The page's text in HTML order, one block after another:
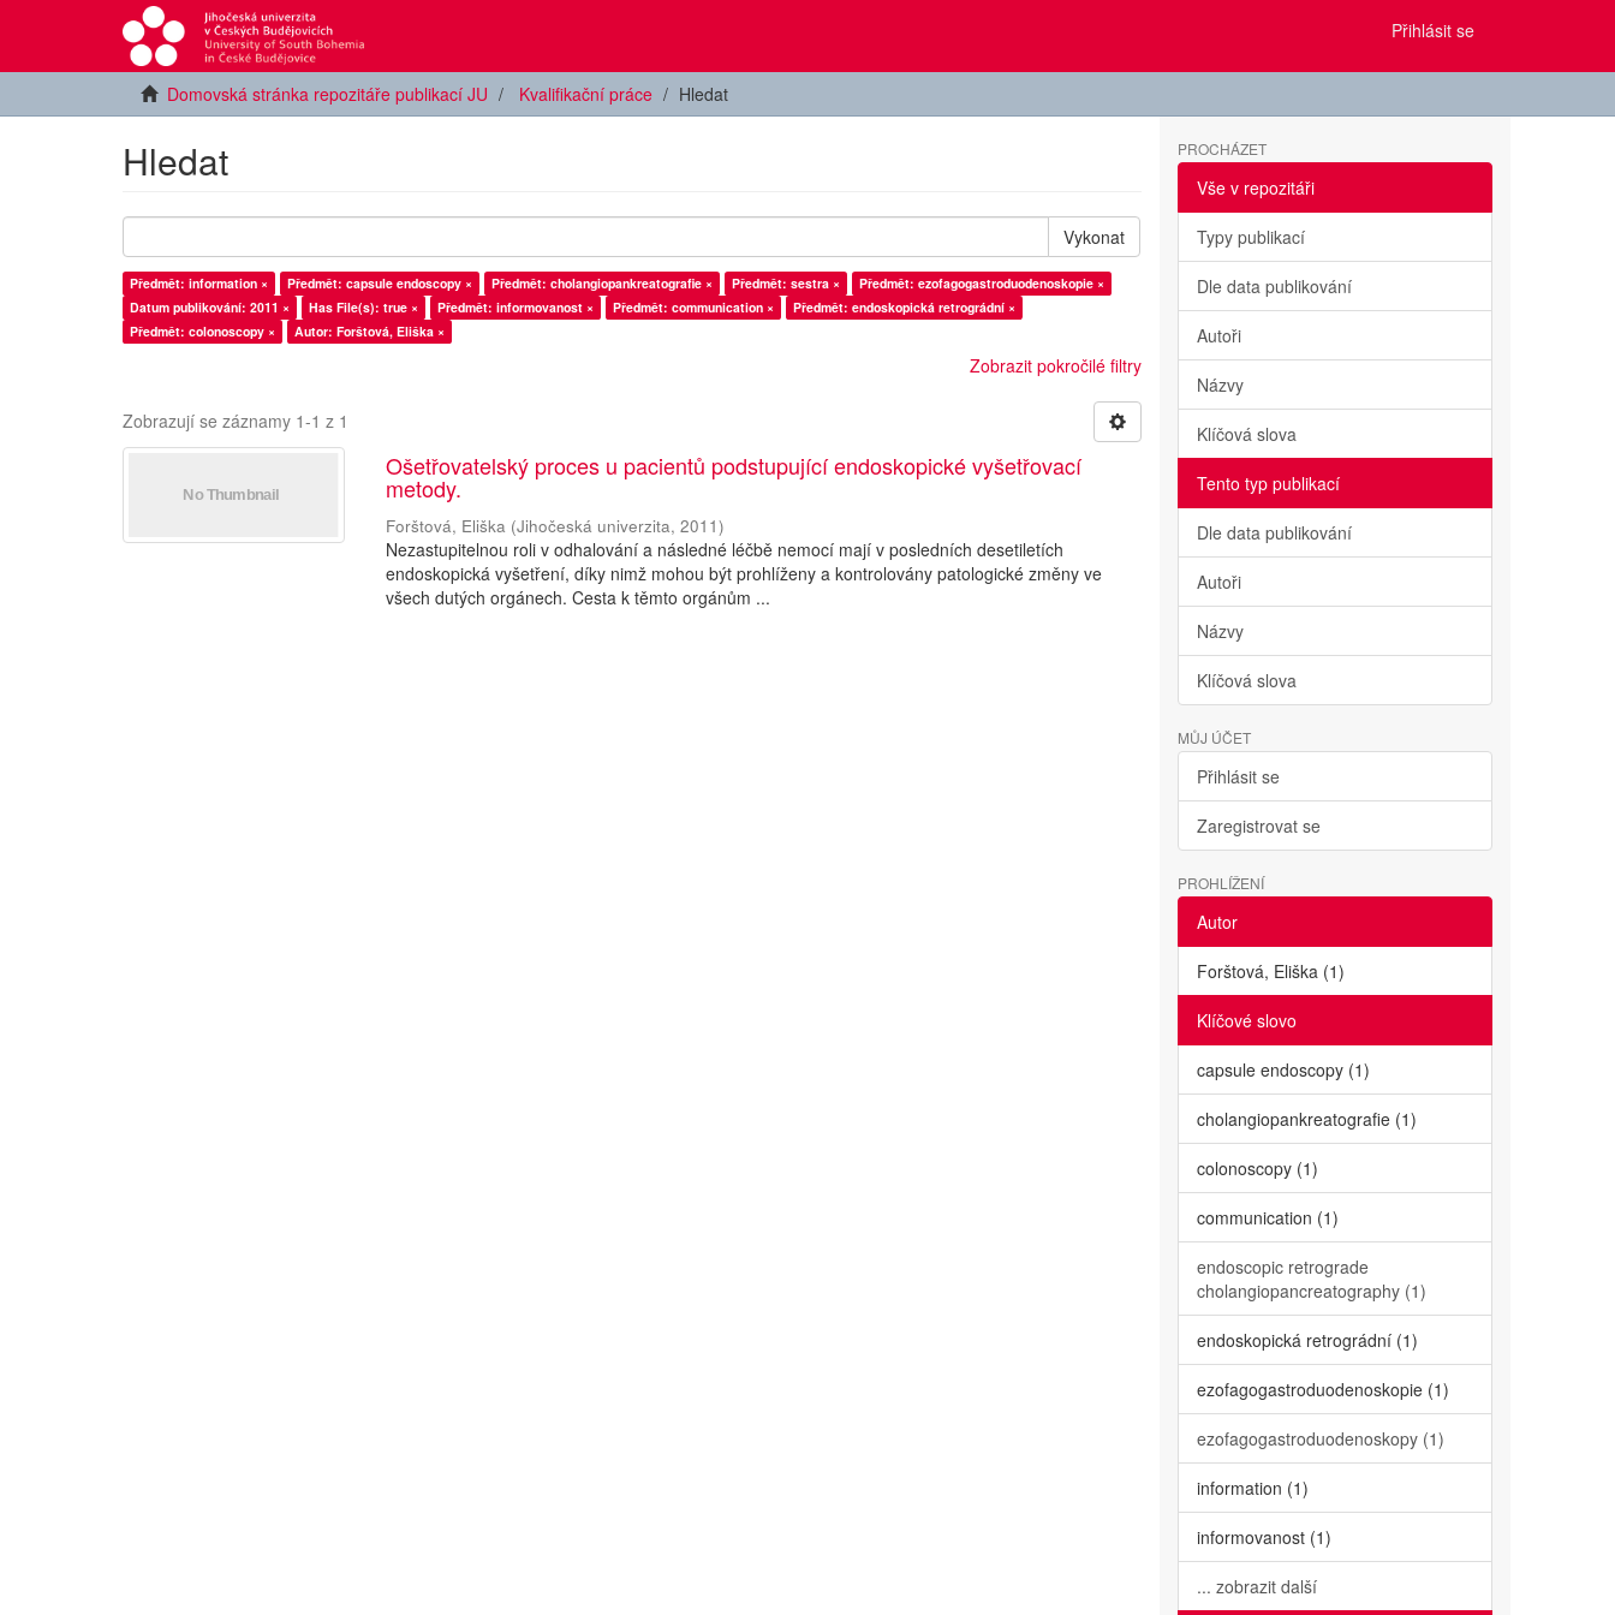
Přihlásit se
Domovská stránka repozitáře publikací JU Kvalifikační práce Hledat
Hledat
Vykonat
Předmět: information × Předmět: capsule endoscopy × Předmět: cholangiopankreatografie × Předmět: sestra ×
Předmět: ezofagogastroduodenoskopie ×
Datum publikování: 2011 ×
Has File(s): true × Předmět: informovanost × Předmět: communication ×
Předmět: endoskopická retrográdní ×
Předmět: colonoscopy ×
Autor: Forštová, Eliška ×
Zobrazit pokročilé filtry
Zobrazují se záznamy 1-1 z 1
Ošetřovatelský proces u pacientů podstupující endoskopické vyšetřovací
metody.
Forštová, Eliška (Jihočeská univerzita,2011)
Nezastupitelnou roli v odhalování a následné léčbě nemocí mají v posledních desetiletích
endoskopická vyšetření, díky nimž mohou být prohlíženy a kontrolovány patologické změny ve
všech dutých orgánech. Cesta k těmto orgánům ...
PROCHÁZET
Vše v repozitáři
Typy publikací
Dle data publikování
Autoři
Názvy
Klíčová slova
Tento typ publikací
Dle data publikování
Autoři
Názvy
Klíčová slova
MŮJ ÚČET
Přihlásit se
Zaregistrovat se
PROHLÍŽENÍ
Autor
Forštová, Eliška (1)
Klíčové slovo
capsule endoscopy (1)
cholangiopankreatografie (1)
colonoscopy (1)
communication (1)
endoscopic retrograde
cholangiopancreatography (1)
endoskopická retrográdní (1)
ezofagogastroduodenoskopie (1)
ezofagogastroduodenoskopy (1)
information (1)
informovanost (1)
... zobrazit další